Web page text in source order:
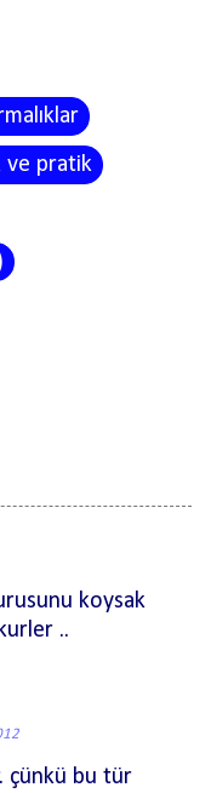
ve pratik
koysak
..
çünkü bu tür